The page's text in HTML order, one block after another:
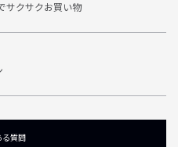
サクサクお買い物
る質問